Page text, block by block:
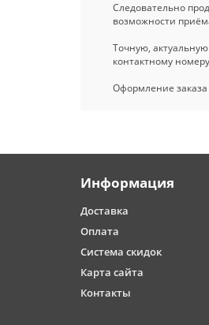
Следовательно
возможности
Точную,
контактному
Оформление
Информация
Доставка
Оплата
Система скидок
Карта сайта
Контакты